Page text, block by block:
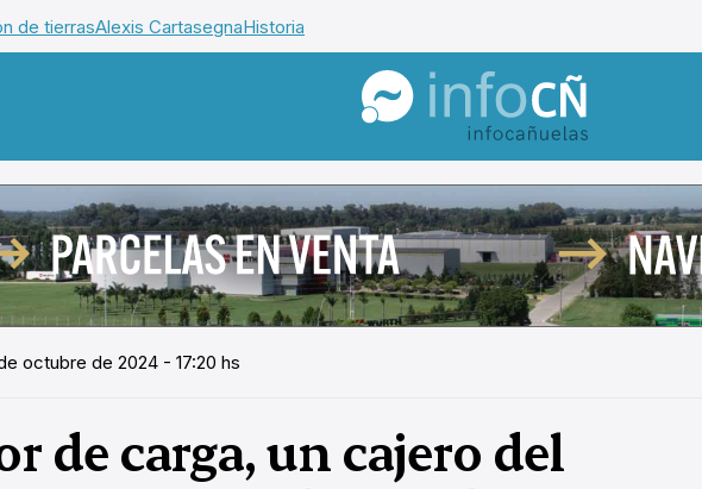
de tierrasAlexis CartasegnaHistoria
InfoCañuelas
octubre de 2024 - 17:20 hs
de carga, un cajero del